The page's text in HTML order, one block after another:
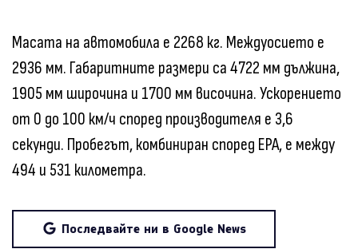
Масата на автомобила е 2268 кг. Междуосието е
2936 мм. Габаритните размери са 4722 мм дължина,
1905 мм широчина и 1700 мм височина. Ускорението
от 0 до 100 км/ч според производителя е 3,6
секунди. Пробегът, комбиниран според EPA, е между
494 и 531 километра.
Последвайте ни в Google News